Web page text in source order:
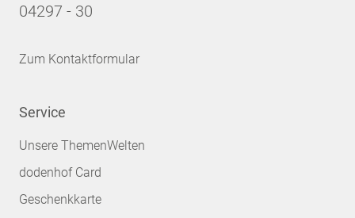
04297 - 30
Zum Kontaktformular
Service
Unsere ThemenWelten
dodenhof Card
Geschenkkarte